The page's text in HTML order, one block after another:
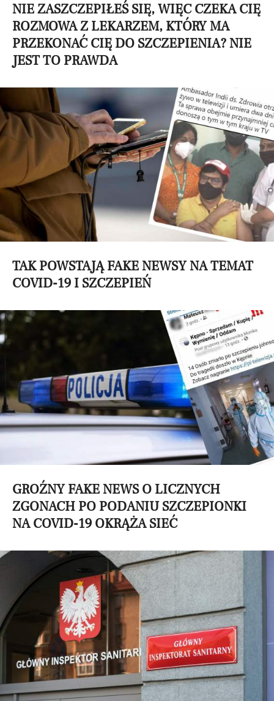
NIE ZASZCZEPIŁEŚ SIĘ, WIĘC CZEKA CIĘ
ROZMOWA Z LEKARZEM, KTÓRY MA
PRZEKONAĆ CIĘ DO SZCZEPIENIA? NIE
JEST TO PRAWDA
TAK POWSTAJĄ FAKE NEWSY NA TEMAT
COVID-19 I SZCZEPIEŃ
GROŹNY FAKE NEWS O LICZNYCH
ZGONACH PO PODANIU SZCZEPIONKI
NA COVID-19 OKRĄŻA SIEĆ